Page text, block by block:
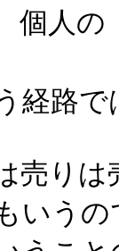
の「
経路
売りは
いうの